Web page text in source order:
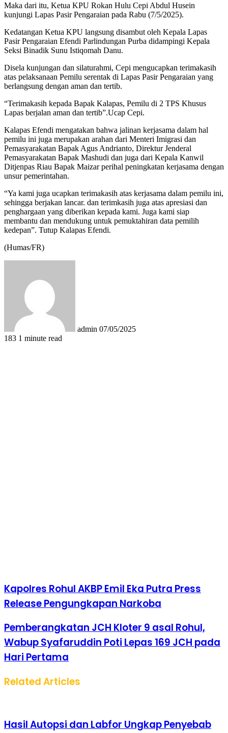
Maka dari itu, Ketua KPU Rokan Hulu Cepi Abdul Husein
kunjungi Lapas Pasir Pengaraian pada Rabu (7/5/2025).
Kedatangan Ketua KPU langsung disambut oleh Kepala Lapas
Pasir Pengaraian Efendi Parlindungan Purba didampingi Kepala
Seksi Binadik Sunu Istiqomah Danu.
Disela kunjungan dan silaturahmi, Cepi mengucapkan terimakasih
atas pelaksanaan Pemilu serentak di Lapas Pasir Pengaraian yang
berlangsung dengan aman dan tertib.
“Terimakasih kepada Bapak Kalapas, Pemilu di 2 TPS Khusus
Lapas berjalan aman dan tertib”.Ucap Cepi.
Kalapas Efendi mengatakan bahwa jalinan kerjasama dalam hal
pemilu ini juga merupakan arahan dari Menteri Imigrasi dan
Pemasyarakatan Bapak Agus Andrianto, Direktur Jenderal
Pemasyarakatan Bapak Mashudi dan juga dari Kepala Kanwil
Ditjenpas Riau Bapak Maizar perihal peningkatan kerjasama dengan
unsur pemerintahan.
“Ya kami juga ucapkan terimakasih atas kerjasama dalam pemilu ini,
sehingga berjakan lancar. dan terimkasih juga atas apresiasi dan
penghargaan yang diberikan kepada kami. Juga kami siap
membantu dan mendukung untuk pemuktahiran data pemilih
kedepan”. Tutup Kalapas Efendi.
(Humas/FR)
admin 07/05/2025
183 1 minute read
Kapolres Rohul AKBP Emil Eka Putra Press
Release Pengungkapan Narkoba
Pemberangkatan JCH Kloter 9 asal Rohul,
Wabup Syafaruddin Poti Lepas 169 JCH pada
Hari Pertama
Related Articles
Hasil Autopsi dan Labfor Ungkap Penyebab